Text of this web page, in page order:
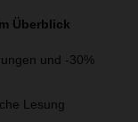
Überblick
und -30%
Lesung